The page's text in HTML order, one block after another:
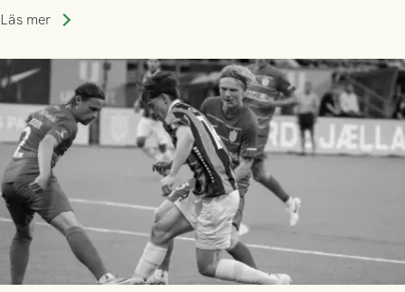
speltid i Hestrafors genom föreningssamarbete.
Läs mer